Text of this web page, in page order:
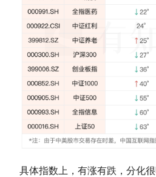
具体指数上，有涨有跌，分化